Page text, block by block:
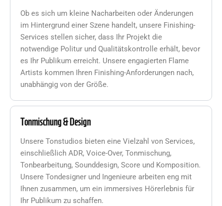
Ob es sich um kleine Nacharbeiten oder Änderungen
im Hintergrund einer Szene handelt, unsere Finishing-
Services stellen sicher, dass Ihr Projekt die
notwendige Politur und Qualitätskontrolle erhält, bevor
es Ihr Publikum erreicht. Unsere engagierten Flame
Artists kommen Ihren Finishing-Anforderungen nach,
unabhängig von der Größe.
Tonmischung & Design
Unsere Tonstudios bieten eine Vielzahl von Services,
einschließlich ADR, Voice-Over, Tonmischung,
Tonbearbeitung, Sounddesign, Score und Komposition.
Unsere Tondesigner und Ingenieure arbeiten eng mit
Ihnen zusammen, um ein immersives Hörerlebnis für
Ihr Publikum zu schaffen.